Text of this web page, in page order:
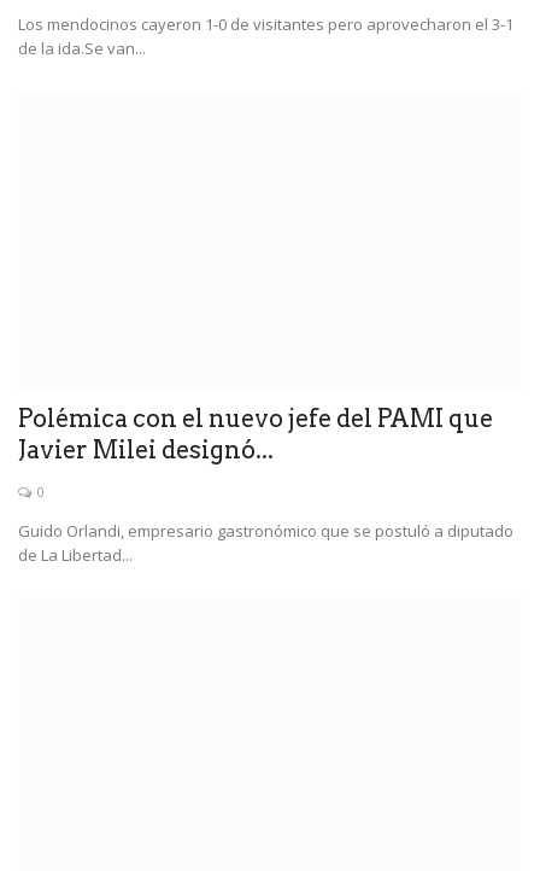
Los mendocinos cayeron 1-0 de visitantes pero aprovecharon el 3-1
de la ida.Se van...
Polémica con el nuevo jefe del PAMI que
Javier Milei designó...
0
Guido Orlandi, empresario gastronómico que se postuló a diputado
de La Libertad...